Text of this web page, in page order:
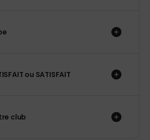
ou SATISFAIT
club